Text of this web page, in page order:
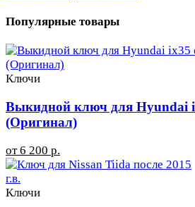
Популярные товары
Ключи
Выкидной ключ для Hyundai
(Оригинал)
от 6 200 р.
Ключи